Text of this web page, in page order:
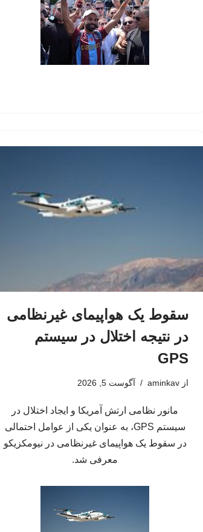
سقوط یک هواپیمای غیرنظامی
در نتیجه اختلال در سیستم‌
GPS
از aminkav آگوست 5, 2026
مانور نظامی ارتش آمریکا و ایجاد اختلال در
سیستم‌ GPS، به عنوان یکی از عوامل احتمالی
در سقوط یک هواپیمای غیرنظامی در نیومکزیکو
معرفی شد.